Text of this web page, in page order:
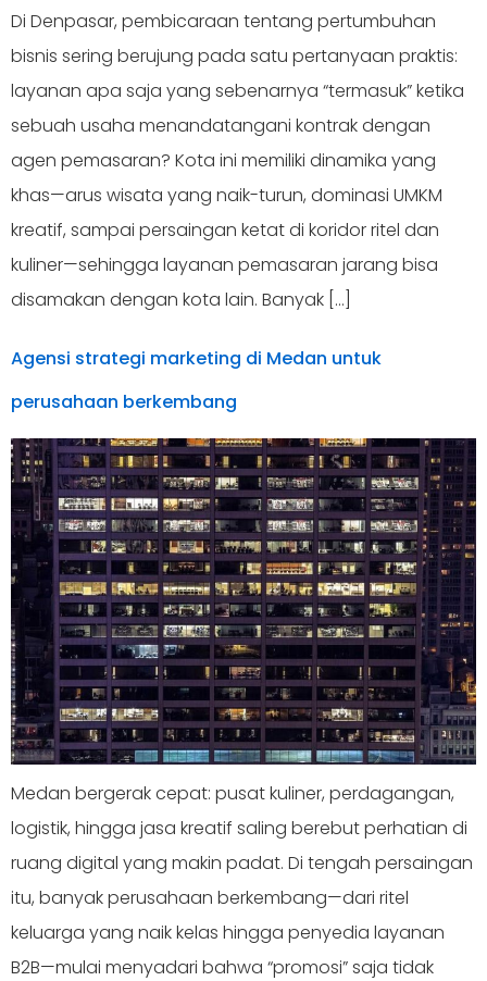
Di Denpasar, pembicaraan tentang pertumbuhan
bisnis sering berujung pada satu pertanyaan praktis:
layanan apa saja yang sebenarnya “termasuk” ketika
sebuah usaha menandatangani kontrak dengan
agen pemasaran? Kota ini memiliki dinamika yang
khas—arus wisata yang naik-turun, dominasi UMKM
kreatif, sampai persaingan ketat di koridor ritel dan
kuliner—sehingga layanan pemasaran jarang bisa
disamakan dengan kota lain. Banyak […]
Agensi strategi marketing di Medan untuk
perusahaan berkembang
Medan bergerak cepat: pusat kuliner, perdagangan,
logistik, hingga jasa kreatif saling berebut perhatian di
ruang digital yang makin padat. Di tengah persaingan
itu, banyak perusahaan berkembang—dari ritel
keluarga yang naik kelas hingga penyedia layanan
B2B—mulai menyadari bahwa “promosi” saja tidak